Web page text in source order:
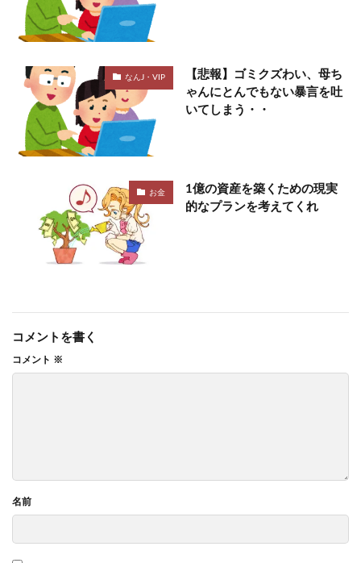
なんJ・VIP
【悲報】ゴミクズわい、母ち
ゃんにとんでもない暴言を吐
いてしまう・・
お金
1億の資産を築くための現実
的なプランを考えてくれ
コメントを書く
コメント ※
名前